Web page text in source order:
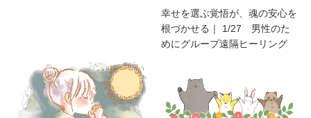
幸せを選ぶ覚悟が、魂の安心を
根づかせる｜ 1/27 男性のた
めにグループ遠隔ヒーリング